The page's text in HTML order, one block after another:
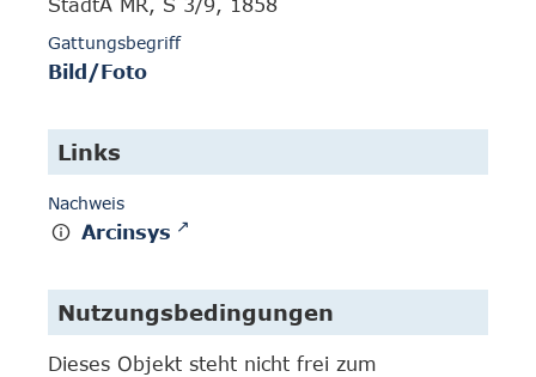
StadtA MR, S 3/9, 1858
Gattungsbegriff
Bild/Foto
Links
Nachweis
Arcinsys
Nutzungsbedingungen
Dieses Objekt steht nicht frei zum